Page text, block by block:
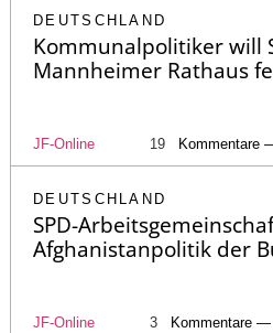
DEUTSCHLAND
Kommunalpolitiker will
Mannheimer Rathaus
JF-Online 19 Kommentare
DEUTSCHLAND
SPD-
Afghanistanpolitik der
JF-Online 3 Kommentare —